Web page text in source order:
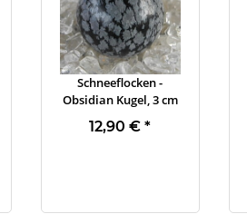
Schneeflocken -
Obsidian Kugel, 3 cm
12,90 €*